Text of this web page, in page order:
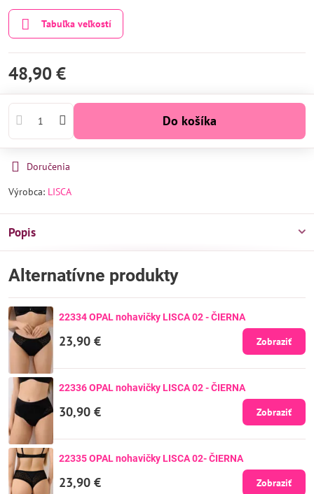
Tabuľka veľkostí
48,90 €
Do košíka
Doručenia
Výrobca: LISCA
Popis
Alternatívne produkty
22334 OPAL nohavičky LISCA 02 - ČIERNA
23,90 € Zobraziť
22336 OPAL nohavičky LISCA 02 - ČIERNA
30,90 € Zobraziť
22335 OPAL nohavičky LISCA 02- ČIERNA
23,90 € Zobraziť